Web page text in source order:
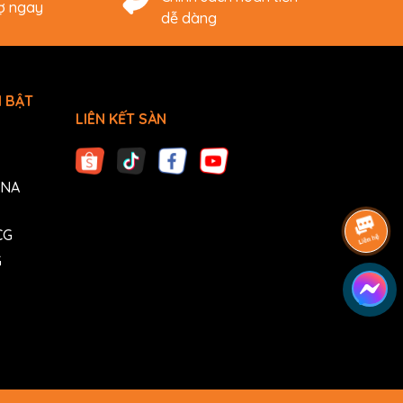
ngay
dễ dàng
BẬT
LIÊN KẾT SÀN